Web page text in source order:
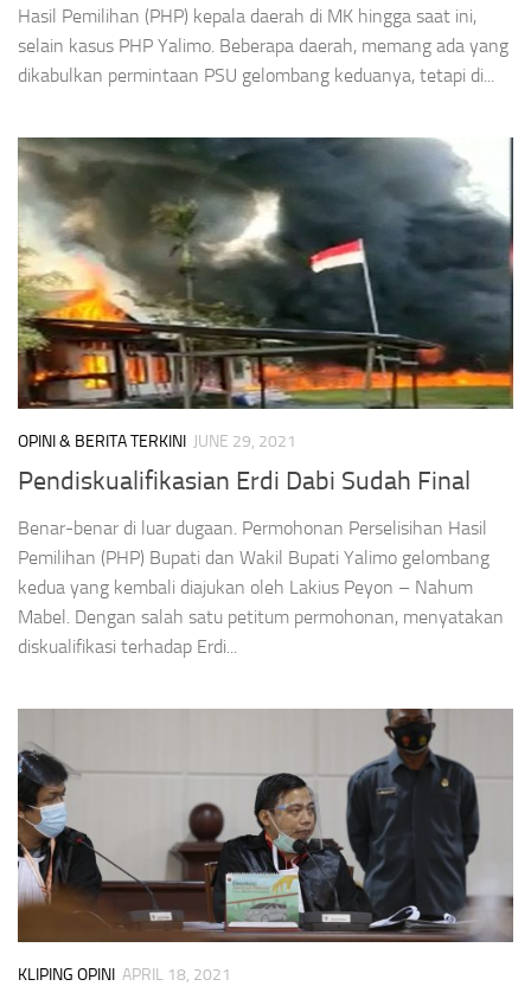
Hasil Pemilihan (PHP) kepala daerah di MK hingga saat ini,
selain kasus PHP Yalimo. Beberapa daerah, memang ada yang
dikabulkan permintaan PSU gelombang keduanya, tetapi di...
OPINI & BERITA TERKINI JUNE 29, 2021
Pendiskualifikasian Erdi Dabi Sudah Final
Benar-benar di luar dugaan. Permohonan Perselisihan Hasil
Pemilihan (PHP) Bupati dan Wakil Bupati Yalimo gelombang
kedua yang kembali diajukan oleh Lakius Peyon – Nahum
Mabel. Dengan salah satu petitum permohonan, menyatakan
diskualifikasi terhadap Erdi...
KLIPING OPINI APRIL 18, 2021